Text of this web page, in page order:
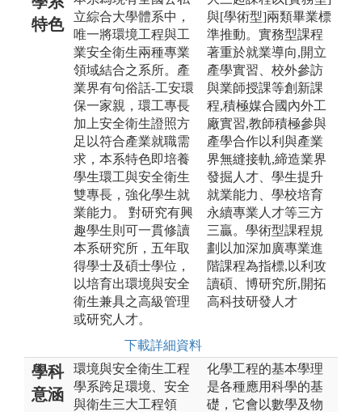
特色
立綜合大學體系中，
唯一將環境工程與工
業安全衛生兩種專業
領域結合之系所。產
業界有句俗話-工安環
保一家親，環工專長
加上安全衛生證照方
足以符合產業就職需
求，本系特色即培養
學生環工與安全衛生
雙專長，強化學生就
業能力。 對研究有興
趣學生則可一貫修讀
本系研究所，五年取
得學士及碩士學位，
以培育出環境與安全
衛生兼具之高級管理
或研究人才。
下載詳細資料
與[學術型]兩類畢業標
準推動。實務型課程
著重於就業導向,開立
產學實習、校外參訪
與業師授課等創新課
程,積極媒合國內外工
廠實習,教師積極參與
產學合作以利與產業
界無縫接軌,締造業界
發掘人才、學生提升
就業能力、學校培育
永續專業人才等三方
三贏。學術型課程規
劃以加深加廣專業進
階課程為指標,以利攻
讀碩、博研究所,開拓
高科技研發人才
學科
意涵
環境與安全衛生工程
學系跨足環境、安全
與衛生三大工程領
化學工程的基本學理
是各種應用科學的基
礎，它會以數學及物